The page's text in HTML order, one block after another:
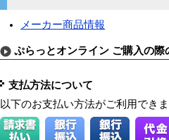
メーカー商品情報
ぷらっとオンライン ご購入の際
支払方法について
以下のお支払い方法がご利用できま